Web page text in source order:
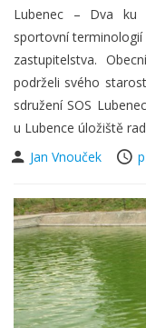
Lubenec – Dva ku
sportovní terminologií
zastupitelstva.
podrželi svého
sdružení SOS
u Lubence úložiště
Jan Vnouček